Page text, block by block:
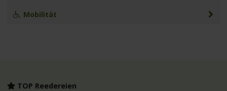
Mobilität
TOP Reedereien